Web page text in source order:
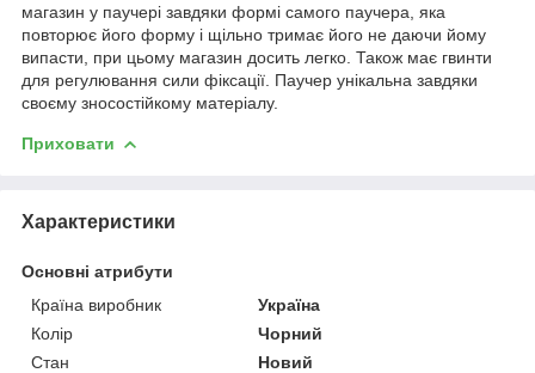
магазин у паучері завдяки формі самого паучера, яка
повторює його форму і щільно тримає його не даючи йому
випасти, при цьому магазин досить легко. Також має гвинти
для регулювання сили фіксації. Паучер унікальна завдяки
своєму зносостійкому матеріалу.
Приховати
Характеристики
Основні атрибути
Країна виробник
Україна
Колір
Чорний
Стан
Новий